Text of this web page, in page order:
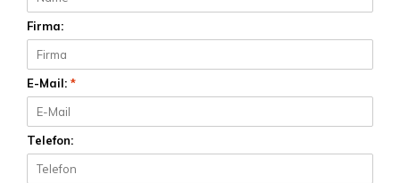
Firma:
E-Mail: *
Telefon: